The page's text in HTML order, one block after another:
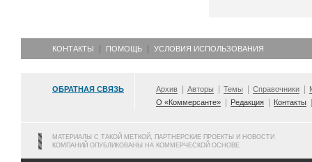
КОНТАКТЫ ПОМОЩЬ УСЛОВИЯ ИСПОЛЬЗОВАНИЯ
ОБРАТНАЯ СВЯЗЬ Архив Авторы Темы Справочники
О «Коммерсанте»
Редакция Контакты
МАТЕРИАЛЫ С ТАКОЙ МЕТКОЙ, ПАРТНЕРСКИЕ ПРОЕКТЫ И НОВОСТИ
КОМПАНИЙ ОПУБЛИКОВАНЫ НА КОММЕРЧЕСКОЙ ОСНОВЕ